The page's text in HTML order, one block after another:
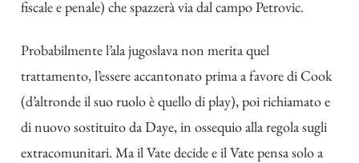
fiscale e penale) che spazzerà via dal campo Petrovic.
Probabilmente l’ala jugoslava non merita quel
trattamento, l’essere accantonato prima a favore di Cook
(d’altronde il suo ruolo è quello di play), poi richiamato e
di nuovo sostituito da Daye, in ossequio alla regola sugli
extracomunitari. Ma il Vate decide e il Vate pensa solo a